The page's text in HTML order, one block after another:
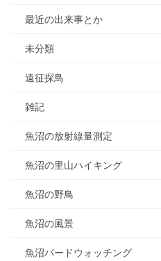
最近の出来事とか
未分類
遠征探鳥
雑記
魚沼の放射線量測定
魚沼の里山ハイキング
魚沼の野鳥
魚沼の風景
魚沼バードウォッチング